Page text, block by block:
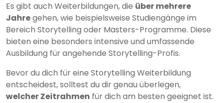
Es gibt auch Weiterbildungen, die über mehrere
Jahregehen, wie beispielsweise Studiengänge im
Bereich Storytelling oder Masters-Programme. Diese
bieten eine besonders intensive und umfassende
Ausbildung für angehende Storytelling-Profis.
Bevor du dich für eine Storytelling Weiterbildung
entscheidest, solltest du dir genau überlegen,
welcher Zeitrahmen für dich am besten geeignet ist.